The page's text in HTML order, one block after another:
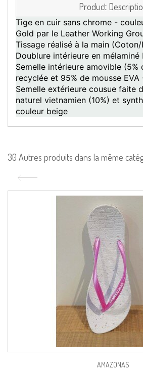
Product
Tige en cuir sans chrome -
Gold par le Leather Working
Tissage réalisé à la main
Doublure intérieure en mélaminé
Semelle intérieure amovible (5%
recyclée et 95% de mousse EVA
Semelle extérieure cousue faite
naturel vietnamien (10%) et
couleur beige
30 Autres produits dans la même
AMAZONAS